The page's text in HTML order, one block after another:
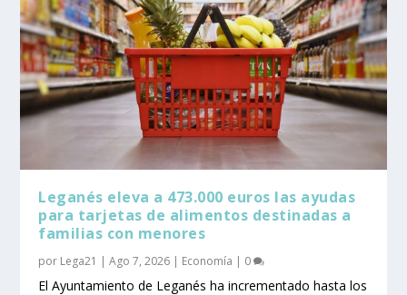
Leganés eleva a 473.000 euros las ayudas
para tarjetas de alimentos destinadas a
familias con menores
por Lega21 |Ago 7, 2026 | Economía | 0
El Ayuntamiento de Leganés ha incrementado hasta los